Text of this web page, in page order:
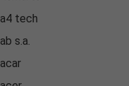
a4 tech
ab s.a.
acar